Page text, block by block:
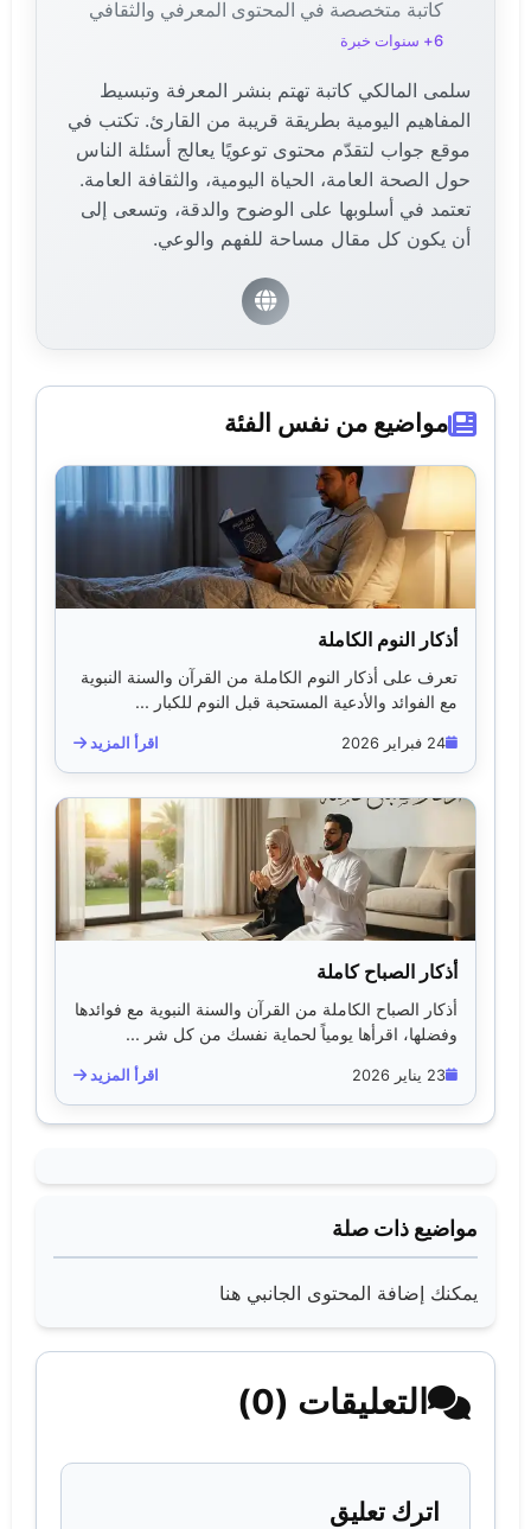
كاتبة متخصصة في المحتوى المعرفي والثقافي
6+ سنوات خبرة
سلمى المالكي كاتبة تهتم بنشر المعرفة وتبسيط
المفاهيم اليومية بطريقة قريبة من القارئ. تكتب في
موقع جواب لتقدّم محتوى توعويًا يعالج أسئلة الناس
حول الصحة العامة، الحياة اليومية، والثقافة العامة.
تعتمد في أسلوبها على الوضوح والدقة، وتسعى إلى
أن يكون كل مقال مساحة للفهم والوعي.
مواضيع من نفس الفئة
أذكار النوم الكاملة
تعرف على أذكار النوم الكاملة من القرآن والسنة النبوية
مع الفوائد والأدعية المستحبة قبل النوم للكبار ...
24 فبراير 2026 اقرأ المزيد
أذكار الصباح كاملة
أذكار الصباح الكاملة من القرآن والسنة النبوية مع فوائدها
وفضلها، اقرأها يومياً لحماية نفسك من كل شر ...
23 يناير 2026 اقرأ المزيد
مواضيع ذات صلة
يمكنك إضافة المحتوى الجانبي هنا
التعليقات (0)
اترك تعليق